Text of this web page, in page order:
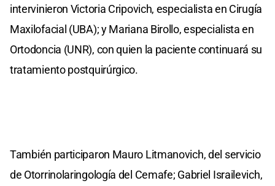
intervinieron Victoria Cripovich, especialista en Cirugía
Maxilofacial (UBA); y Mariana Birollo, especialista en
Ortodoncia (UNR), con quien la paciente continuará su
tratamiento postquirúrgico.
También participaron Mauro Litmanovich, del servicio
de Otorrinolaringología del Cemafe; Gabriel Israilevich,